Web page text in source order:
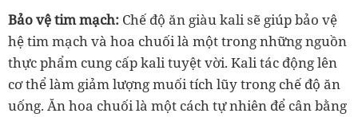
Bảo vệ tim mạch: Chế độ ăn giàu kali sẽ giúp bảo vệ
hệ tim mạch và hoa chuối là một trong những nguồn
thực phẩm cung cấp kali tuyệt vời. Kali tác động lên
cơ thể làm giảm lượng muối tích lũy trong chế độ ăn
uống. Ăn hoa chuối là một cách tự nhiên để cân bằng